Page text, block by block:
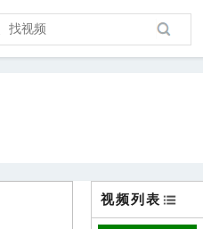
视频列表